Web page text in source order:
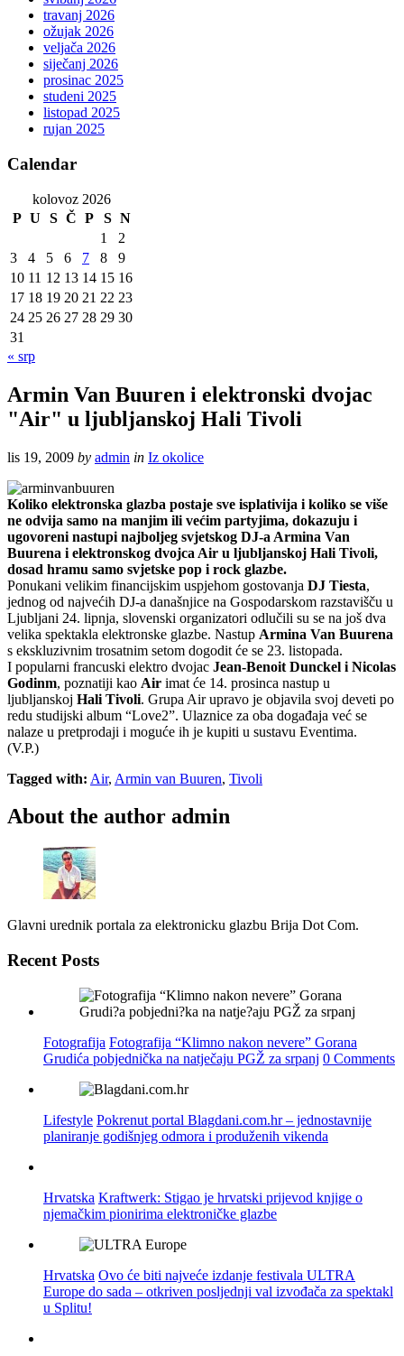
travanj 2026
ožujak 2026
veljača 2026
siječanj 2026
prosinac 2025
studeni 2025
listopad 2025
rujan 2025
Calendar
kolovoz 2026
P U S Č P S N
1
2
3
4 5 6 7 8
9
10 11 12 13 14 15 16
17 18 19 20 21 22 23
24 25 26 27 28 29 30
31
« srp
Armin Van Buuren i elektronski dvojac
"Air" u ljubljanskoj Hali Tivoli
lis 19, 2009 by admin in Iz okolice
Koliko elektronska glazba postaje sve isplativija i koliko se više
ne odvija samo na manjim ili većim partyjima, dokazuju i
ugovoreni nastupi najboljeg svjetskog DJ-a Armina Van
Buurena i elektronskog dvojca Air u ljubljanskoj Hali Tivoli,
dosad hramu samo svjetske pop i rock glazbe.
Ponukani velikim financijskim uspjehom gostovanja DJ Tiesta,
jednog od najvećih DJ-a današnjice na Gospodarskom razstavišču u
Ljubljani 24. lipnja, slovenski organizatori odlučili su se na još dva
velika spektakla elektronske glazbe. Nastup Armina Van Buurena
s ekskluzivnim trosatnim setom dogodit će se 23. listopada.
I popularni francuski elektro dvojac Jean-Benoit Dunckel i Nicolas
Godinm, poznatiji kao Air imat će 14. prosinca nastup u
ljubljanskoj Hali Tivoli. Grupa Air upravo je objavila svoj deveti po
redu studijski album “Love2”. Ulaznice za oba događaja već se
nalaze u pretprodaji i moguće ih je kupiti u sustavu Eventima.
(V.P.)
Tagged with: Air, Armin van Buuren, Tivoli
About the author admin
Glavni urednik portala za elektronicku glazbu Brija Dot Com.
Recent Posts
Fotografija Fotografija “Klimno nakon nevere” Gorana
Grudića pobjednička na natječaju PGŽ za srpanj 0 Comments
Lifestyle Pokrenut portal Blagdani.com.hr – jednostavnije
planiranje godišnjeg odmora i produženih vikenda
Hrvatska Kraftwerk: Stigao je hrvatski prijevod knjige o
njemačkim pionirima elektroničke glazbe
Hrvatska Ovo će biti najveće izdanje festivala ULTRA
Europe do sada – otkriven posljednji val izvođača za spektakl
u Splitu!